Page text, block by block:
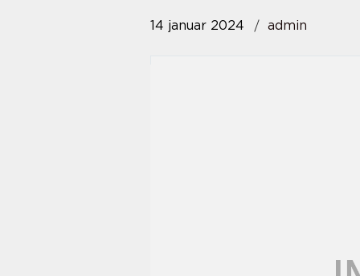
14 januar 2024 admin